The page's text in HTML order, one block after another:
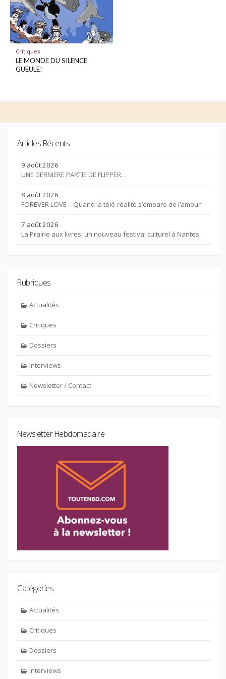
Critiques
LE MONDE DU SILENCE
GUEULE!
Articles Récents
9 août 2026
UNE DERNIERE PARTIE DE FLIPPER…
8 août 2026
FOREVER LOVE – Quand la télé-réalité s’empare de l’amour
7 août 2026
La Prairie aux livres, un nouveau festival culturel à Nantes
Rubriques
Actualités
Critiques
Dossiers
Interviews
Newsletter / Contact
Newsletter Hebdomadaire
Catégories
Actualités
Critiques
Dossiers
Interviews